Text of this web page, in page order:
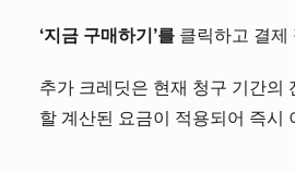
‘지금 구매하기’를 클릭하고 결제
추가 크레딧은 현재 청구 기간의
할 계산된 요금이 적용되어 즉시